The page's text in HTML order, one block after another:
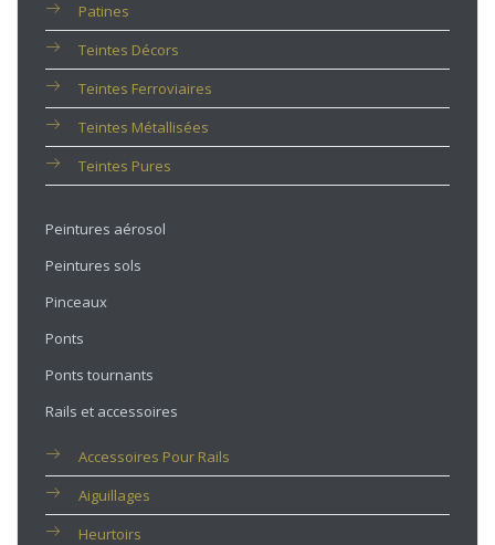
Patines
Teintes Décors
Teintes Ferroviaires
Teintes Métallisées
Teintes Pures
Peintures aérosol
Peintures sols
Pinceaux
Ponts
Ponts tournants
Rails et accessoires
Accessoires Pour Rails
Aiguillages
Heurtoirs